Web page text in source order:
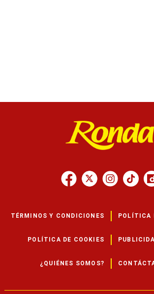
TÉRMINOS Y CONDICIONES POLÍTICA
POLÍTICA DE COOKIES
¿QUIÉNES SOMOS?